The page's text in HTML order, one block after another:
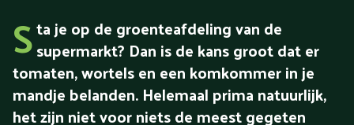
Sta je op de groenteafdeling van de
supermarkt? Dan is de kans groot dat er
tomaten, wortels en een komkommer in je
mandje belanden. Helemaal prima natuurlijk,
het zijn niet voor niets de meest gegeten